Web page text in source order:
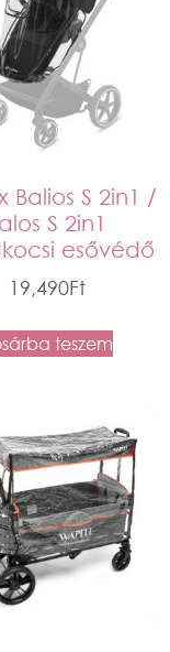
Balios S 2in1 /
S 2in1
esővédő
19,490Ft
teszem